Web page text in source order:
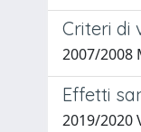
Criteri di
2007/2008
Effetti
2019/2020